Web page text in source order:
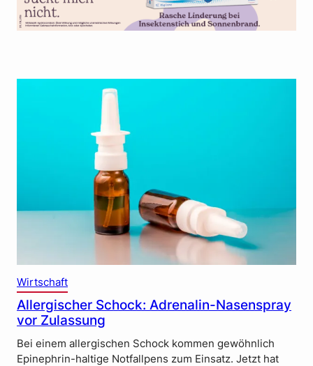
Wirtschaft
Allergischer Schock: Adrenalin-Nasenspray
vor Zulassung
Bei einem allergischen Schock kommen gewöhnlich
Epinephrin-haltige Notfallpens zum Einsatz. Jetzt hat